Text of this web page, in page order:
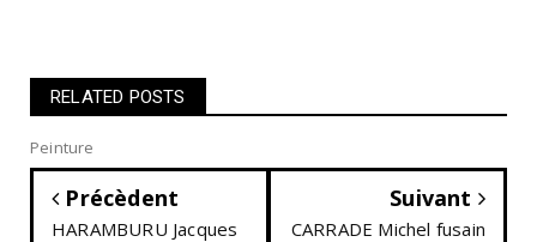
RELATED POSTS
Peinture
Précèdent
HARAMBURU Jacques
Suivant
CARRADE Michel fusain